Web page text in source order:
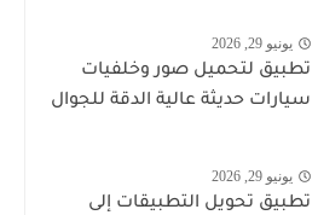
يونيو 29, 2026
تطبيق لتحميل صور وخلفيات
سيارات حديثة عالية الدقة للجوال
يونيو 29, 2026
تطبيق تحويل التطبيقات إلى